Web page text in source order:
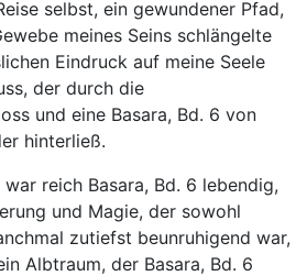
selbst, ein gewundener Pfad,
meines Seins schlängelte
Eindruck auf meine Seele
der durch die
und eine Basara, Bd. 6 von
hinterließ.
reich Basara, Bd. 6 lebendig,
und Magie, der sowohl
zutiefst beunruhigend war,
Albtraum, der Basara, Bd. 6